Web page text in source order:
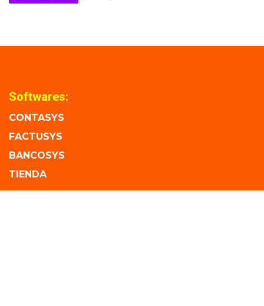
Softwares:
CONTASYS
FACTUSYS
BANCOSYS
TIENDA